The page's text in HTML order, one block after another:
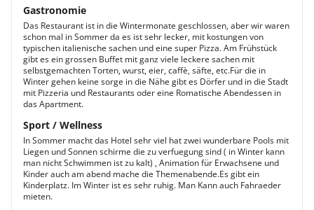
Gastronomie
Das Restaurant ist in die Wintermonate geschlossen, aber wir waren
schon mal in Sommer da es ist sehr lecker, mit kostungen von
typischen italienische sachen und eine super Pizza. Am Frühstück
gibt es ein grossen Buffet mit ganz viele leckere sachen mit
selbstgemachten Torten, wurst, eier, caffè, säfte, etc.Für die in
Winter gehen keine sorge in die Nähe gibt es Dörfer und in die Stadt
mit Pizzeria und Restaurants oder eine Romatische Abendessen in
das Apartment.
Sport / Wellness
In Sommer macht das Hotel sehr viel hat zwei wunderbare Pools mit
Liegen und Sonnen schirme die zu verfuegung sind ( in Winter kann
man nicht Schwimmen ist zu kalt) , Animation für Erwachsene und
Kinder auch am abend mache die Themenabende.Es gibt ein
Kinderplatz. Im Winter ist es sehr ruhig. Man Kann auch Fahraeder
mieten.